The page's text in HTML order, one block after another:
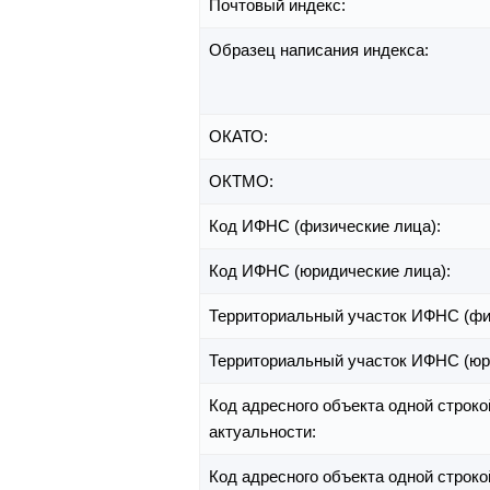
Почтовый индекс:
Образец написания индекса:
ОКАТО:
ОКТМО:
Код ИФНС (физические лица):
Код ИФНС (юридические лица):
Территориальный участок ИФНС
Территориальный участок ИФНС
Код адресного объекта одной
актуальности:
Код адресного объекта одной